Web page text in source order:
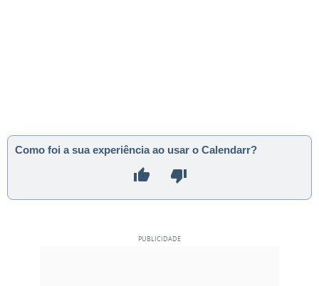
Como foi a sua experiência ao usar o Calendarr?